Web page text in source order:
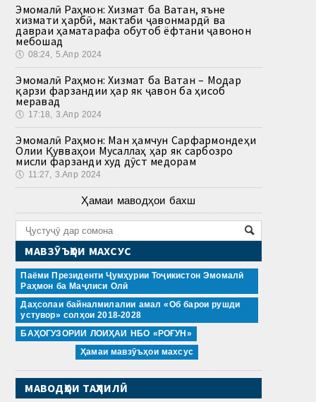
Эмомалӣ Раҳмон: Хизмат ба Ватан, яъне
хизмати ҳарбӣ, мактаби ҷавонмардӣ ва
давраи ҳаматарафа обутоб ёфтани ҷавонон
мебошад
🕔 08:24, 5.Апр 2024
Эмомалӣ Раҳмон: Хизмат ба Ватан – Модар
қарзи фарзандии ҳар як ҷавон ба ҳисоб
меравад
🕔 17:18, 3.Апр 2024
Эмомалӣ Раҳмон: Ман ҳамчун Сарфармондеҳи
Олии Қувваҳои Мусаллаҳ ҳар як сарбозро
мисли фарзанди худ дӯст медорам
🕔 11:27, 3.Апр 2024
Ҳамаи маводҳои бахш
МАВЗӮЪҲОИ МАХСУС
Паёми Президенти Ҷумҳурии Тоҷикистон Эмомалӣ
Раҳмон ба Маҷлиси Олӣ
Даҳсолаи байналмилалии амал «Об барои рушди
устувор» солҳои 2018-2028
БАҲОГУЗОРИИ ЛОИҲАИ НБО «РОҒУН»
Ҳамаи мавзӯъҳои махсус
МАВОДҲОИ ТАҲЛИЛӢ